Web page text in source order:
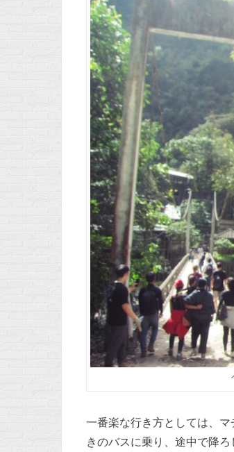
一番楽な行き方としては、
きのバスに乗り、途中で降ろ